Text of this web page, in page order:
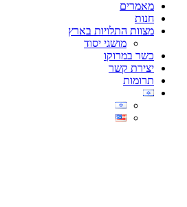
מאמרים
חנות
מצוות התלויות בארץ
מושגי יסוד
כשר במרוקו
יצירת קשר
תרומות